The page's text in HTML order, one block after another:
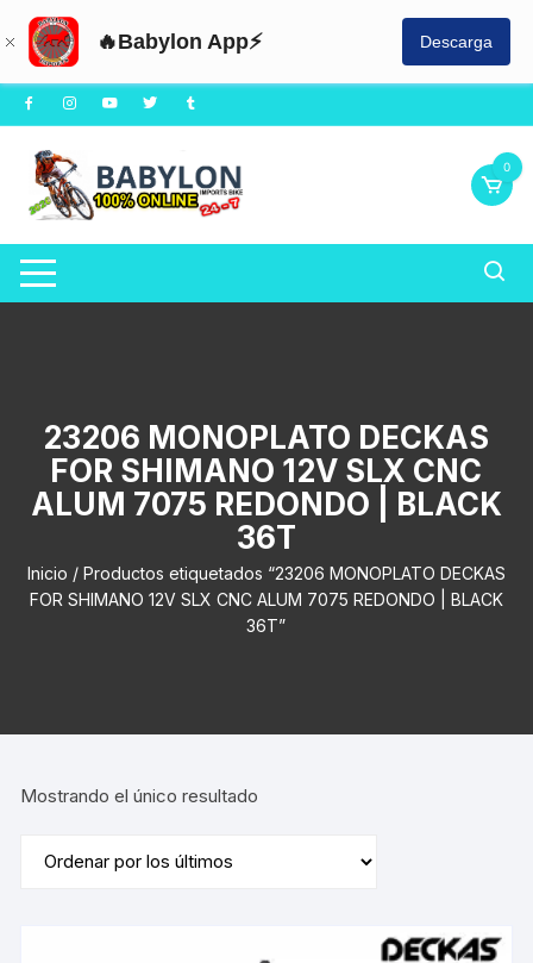
🔥Babylon App⚡ Descarga
Saltar
al
contenido
0
23206 MONOPLATO DECKAS
FOR SHIMANO 12V SLX CNC
ALUM 7075 REDONDO | BLACK
36T
Inicio / Productos etiquetados “23206 MONOPLATO DECKAS
FOR SHIMANO 12V SLX CNC ALUM 7075 REDONDO | BLACK
36T”
Mostrando el único resultado